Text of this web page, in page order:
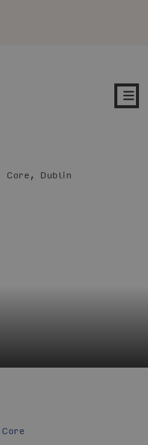
Core, Dublin
Core